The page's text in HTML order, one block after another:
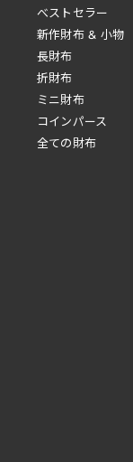
べストセラー
新作財布 & 小物
長財布
折財布
ミニ財布
コインパース
全ての財布